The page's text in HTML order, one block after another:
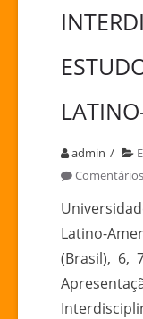
admin
Latino-
(Brasil), 6,